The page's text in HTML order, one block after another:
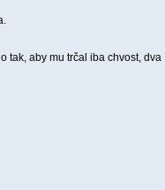
tak, aby mu trčal iba chvost, dva